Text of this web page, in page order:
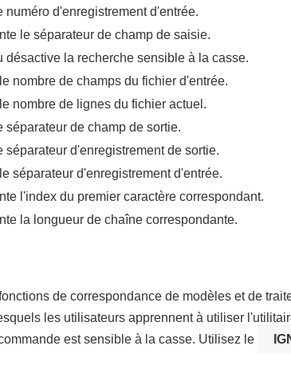
numéro d'enregistrement d'entrée.
le séparateur de champ de saisie.
désactive la recherche sensible à la casse.
nombre de champs du fichier d'entrée.
nombre de lignes du fichier actuel.
séparateur de champ de sortie.
séparateur d'enregistrement de sortie.
séparateur d'enregistrement d'entrée.
l'index du premier caractère correspondant.
la longueur de chaîne correspondante.
de correspondance de modèles et de
les utilisateurs apprennent à utiliser
est sensible à la casse. Utilisez le